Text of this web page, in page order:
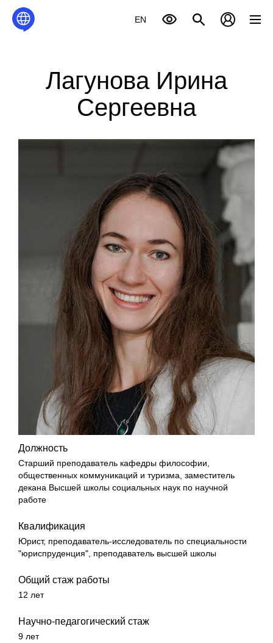
EN
Лагунова Ирина
Сергеевна
Должность
Старший преподаватель кафедры философии,
общественных коммуникаций и туризма, заместитель
декана Высшей школы социальных наук по научной
работе
Квалификация
Юрист, преподаватель-исследователь по специальности
"юриспруденция", преподаватель высшей школы
Общий стаж работы
12 лет
Научно-педагогический стаж
9 лет